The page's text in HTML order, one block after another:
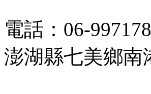
電話：06-
澎湖縣七美鄉南